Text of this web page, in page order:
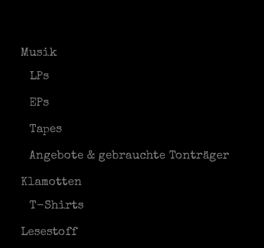
Musik
LPs
EPs
Tapes
Angebote & gebrauchte Tonträger
Klamotten
T-Shirts
Lesestoff